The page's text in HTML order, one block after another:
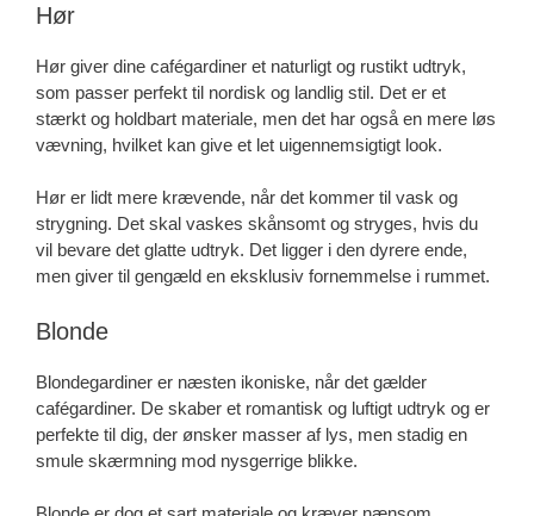
Hør
Hør giver dine cafégardiner et naturligt og rustikt udtryk,
som passer perfekt til nordisk og landlig stil. Det er et
stærkt og holdbart materiale, men det har også en mere løs
vævning, hvilket kan give et let uigennemsigtigt look.
Hør er lidt mere krævende, når det kommer til vask og
strygning. Det skal vaskes skånsomt og stryges, hvis du
vil bevare det glatte udtryk. Det ligger i den dyrere ende,
men giver til gengæld en eksklusiv fornemmelse i rummet.
Blonde
Blondegardiner er næsten ikoniske, når det gælder
cafégardiner. De skaber et romantisk og luftigt udtryk og er
perfekte til dig, der ønsker masser af lys, men stadig en
smule skærmning mod nysgerrige blikke.